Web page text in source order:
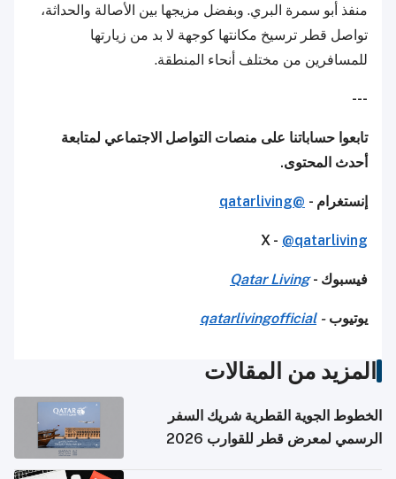
منفذ أبو سمرة البري. وبفضل مزيجها بين الأصالة والحداثة،
تواصل قطر ترسيخ مكانتها كوجهة لا بد من زيارتها
للمسافرين من مختلف أنحاء المنطقة.
---
تابعوا حساباتنا على منصات التواصل الاجتماعي لمتابعة
أحدث المحتوى.
إنستغرام - @qatarliving
X - @qatarliving
فيسبوك -Qatar Living
يوتيوب-
qatarlivingofficial
المزيد من المقالات
الخطوط الجوية القطرية شريك السفر
الرسمي لمعرض قطر للقوارب 2026